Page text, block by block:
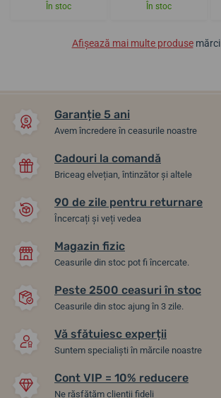
În stoc În stoc
Afișează mai multe produsemărci
Garanție 5 ani
Avem încredere în ceasurile noastre
Cadouri la comandă
Briceag elvețian, întinzător și altele
90 de zile pentru returnare
Încercați și veți vedea
Magazin fizic
Ceasurile din stoc pot fi încercate.
Peste 2500 ceasuri în stoc
Ceasurile din stoc ajung în 3 zile.
Vă sfătuiesc experții
Suntem specialiști în mărcile noastre
Cont VIP = 10% reducere
Ne răsfățăm clienții fideli